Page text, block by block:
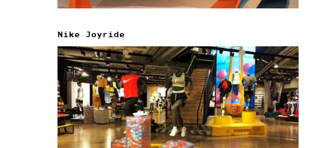
Nike Joyride